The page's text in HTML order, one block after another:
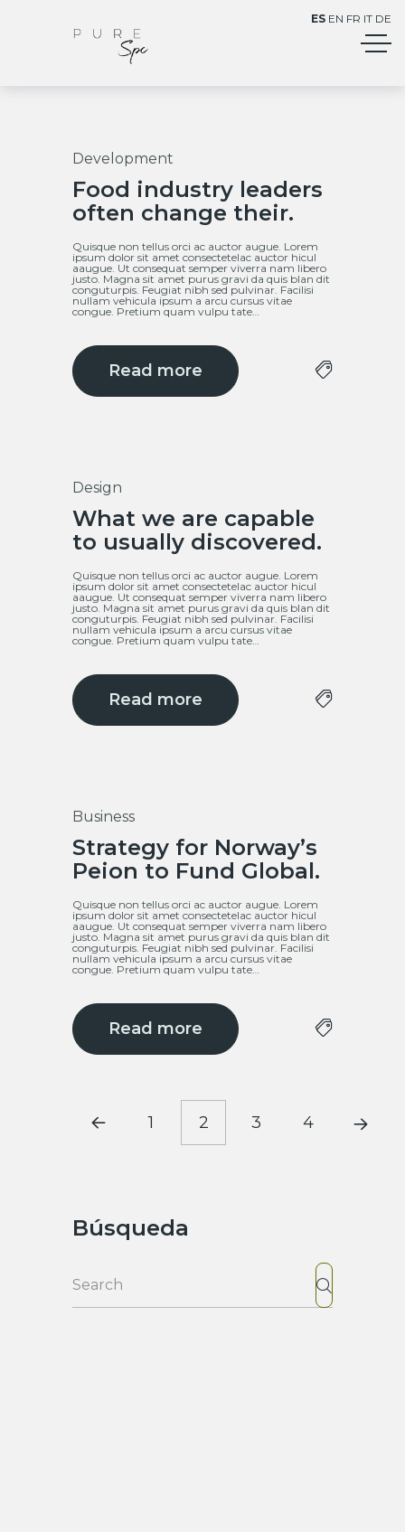
12
Mar
Development
Food industry leaders
often change their.
Quisque non tellus orci ac auctor augue. Lorem
ipsum dolor sit amet consectetelac auctor hicul
aaugue. Ut consequat semper viverra nam libero
justo. Magna sit amet purus gravi da quis blan dit
conguturpis. Feugiat nibh sed pulvinar. Facilisi
nullam vehicula ipsum a arcu cursus vitae
congue. Pretium quam vulpu tate…
Read more
12
Mar
Design
What we are capable
to usually discovered.
Quisque non tellus orci ac auctor augue. Lorem
ipsum dolor sit amet consectetelac auctor hicul
aaugue. Ut consequat semper viverra nam libero
justo. Magna sit amet purus gravi da quis blan dit
conguturpis. Feugiat nibh sed pulvinar. Facilisi
nullam vehicula ipsum a arcu cursus vitae
congue. Pretium quam vulpu tate…
Read more
Mar
Business
Strategy for Norway’s
Peion to Fund Global.
Quisque non tellus orci ac auctor augue. Lorem
ipsum dolor sit amet consectetelac auctor hicul
aaugue. Ut consequat semper viverra nam libero
justo. Magna sit amet purus gravi da quis blan dit
conguturpis. Feugiat nibh sed pulvinar. Facilisi
nullam vehicula ipsum a arcu cursus vitae
congue. Pretium quam vulpu tate…
Read more
1 2 3 4
Búsqueda
ES EN FR IT DE